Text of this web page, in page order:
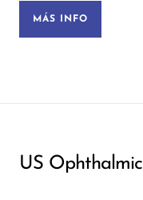
MÁS INFO
US Ophthalmic